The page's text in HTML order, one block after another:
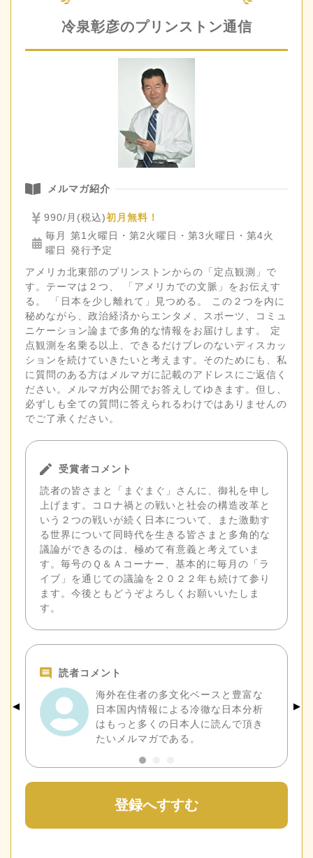
冷泉彰彦のプリンストン通信
メルマガ紹介
990/月(税込)初月無料！
毎月 第1火曜日・第2火曜日・第3火曜日・第4火
曜日 発行予定
アメリカ北東部のプリンストンからの「定点観測」で
す。テーマは２つ、 「アメリカでの文脈」をお伝えす
る。 「日本を少し離れて」見つめる。 この２つを内に
秘めながら、政治経済からエンタメ、スポーツ、コミュ
ニケーション論まで多角的な情報をお届けします。 定
点観測を名乗る以上、できるだけブレのないディスカッ
ションを続けていきたいと考えます。そのためにも、私
に質問のある方はメルマガに記載のアドレスにご返信く
ださい。メルマガ内公開でお答えしてゆきます。但し、
必ずしも全ての質問に答えられるわけではありませんの
でご了承ください。
受賞者コメント
読者の皆さまと「まぐまぐ」さんに、御礼を申し
上げます。コロナ禍との戦いと社会の構造改革と
いう２つの戦いが続く日本について、また激動す
る世界について同時代を生きる皆さまと多角的な
議論ができるのは、極めて有意義と考えていま
す。毎号のＱ＆Ａコーナー、基本的に毎月の「ラ
イブ」を通じての議論を２０２２年も続けて参り
ます。今後ともどうぞよろしくお願いいたしま
す。
読者コメント
海外在住者の多文化ベースと豊富な
日本国内情報による冷徹な日本分析
はもっと多くの日本人に読んで頂き
たいメルマガである。
◀︎ ▶︎
登録へすすむ